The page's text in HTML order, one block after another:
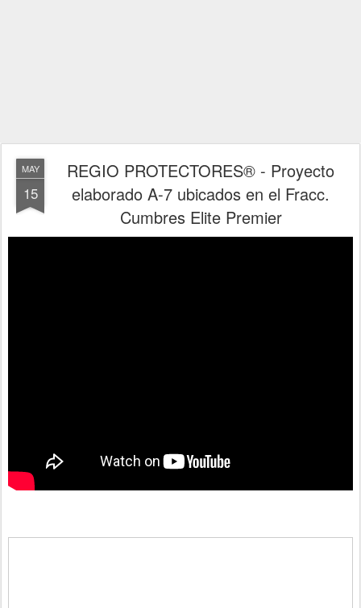
MAY
15
REGIO PROTECTORES® - Proyecto
elaborado A-7 ubicados en el Fracc.
Cumbres Elite Premier